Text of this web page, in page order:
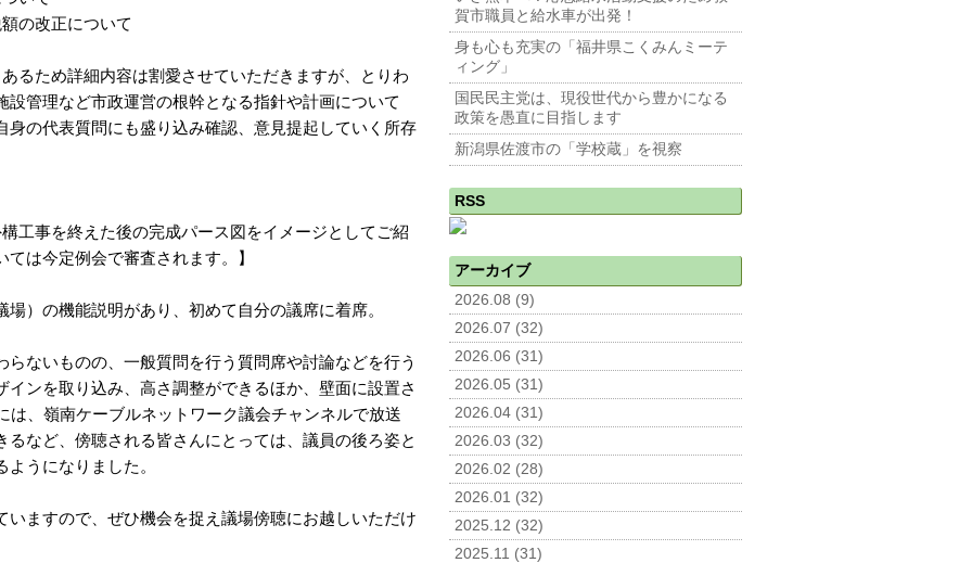
の改正について
るため詳細内容は割愛させていただきますが、とりわ
設管理など市政運営の根幹となる指針や計画について
身の代表質問にも盛り込み確認、意見提起していく所存
工事を終えた後の完成パース図をイメージとしてご紹
は今定例会で審査されます。】
）の機能説明があり、初めて自分の議席に着席。
ないものの、一般質問を行う質問席や討論などを行う
ンを取り込み、高さ調整ができるほか、壁面に設置さ
は、嶺南ケーブルネットワーク議会チャンネルで放送
など、傍聴される皆さんにとっては、議員の後ろ姿と
うになりました。
いますので、ぜひ機会を捉え議場傍聴にお越しいただけ
賀市職員と給水車が出発！
身も心も充実の「福井県こくみんミーテ
ィング」
国民民主党は、現役世代から豊かになる
政策を愚直に目指します
新潟県佐渡市の「学校蔵」を視察
RSS
アーカイブ
2026.08 (9)
2026.07 (32)
2026.06 (31)
2026.05 (31)
2026.04 (31)
2026.03 (32)
2026.02 (28)
2026.01 (32)
2025.12 (32)
2025.11 (31)